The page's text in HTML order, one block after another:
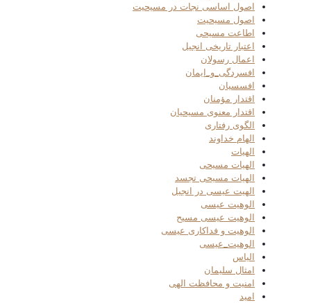
اصول اساسی نجات در مسیحیت
اصول مسیحیت
اطاعت مسیحی
اعتبار تاریخی انجیل
اعمال رسولان
افسردگی_و_ایمان
افسسیان
اقتدار مؤمنان
اقتدار معنوی مسیحیان
الگوی رفتاری
الهام خداوند
الهیات
الهیات مسیحی
الهیات مسیحی تجسد
الهیت عیسی در انجیل
الوهیت عیسی
الوهیت عیسی مسیح
الوهیت و فداکاری عیسی
الوهیت_عیسی
الیاس
امثال سلیمان
امنیت و محافظت الهی
امید